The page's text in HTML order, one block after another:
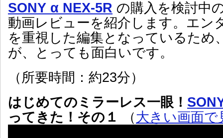
SONY α NEX-5R の購入を検討中
動画レビューを紹介します。エン
を重視した編集となっているため
が、とっても面白いです。
（所要時間：約23分）
はじめてのミラーレス一眼！
ってきた！その１
（大きい画面で